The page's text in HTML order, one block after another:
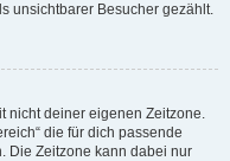
unsichtbarer Besucher gezählt.
nicht deiner eigenen Zeitzone.
die für dich passende
Die Zeitzone kann dabei nur